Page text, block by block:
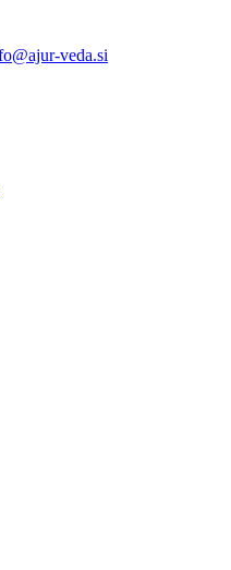
veda.si